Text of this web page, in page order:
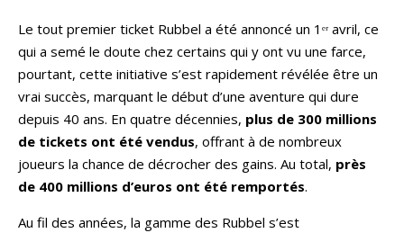
Le tout premier ticket Rubbel a été annoncé un 1ᵉʳ avril, ce
qui a semé le doute chez certains qui y ont vu une farce,
pourtant, cette initiative s’est rapidement révélée être un
vrai succès, marquant le début d’une aventure qui dure
depuis 40 ans. En quatre décennies, plus de 300 millions
de tickets ont été vendus, offrant à de nombreux
joueurs la chance de décrocher des gains. Au total, près
de 400 millions d’euros ont été remportés.
Au fil des années, la gamme des Rubbel s’est